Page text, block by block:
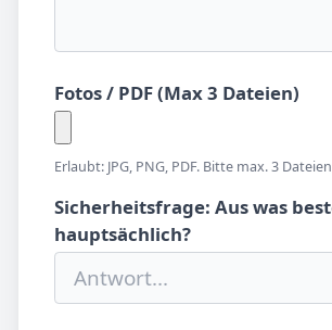
Fotos / PDF (Max 3 Dateien)
Erlaubt: JPG, PNG, PDF. Bitte max. 3
Sicherheitsfrage: Aus was
hauptsächlich?